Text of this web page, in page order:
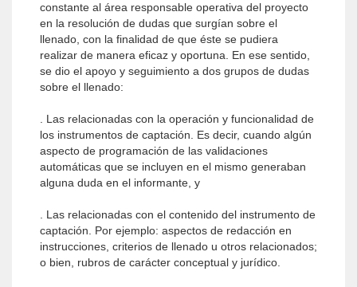
constante al área responsable operativa del proyecto
en la resolución de dudas que surgían sobre el
llenado, con la finalidad de que éste se pudiera
realizar de manera eficaz y oportuna. En ese sentido,
se dio el apoyo y seguimiento a dos grupos de dudas
sobre el llenado:
. Las relacionadas con la operación y funcionalidad de
los instrumentos de captación. Es decir, cuando algún
aspecto de programación de las validaciones
automáticas que se incluyen en el mismo generaban
alguna duda en el informante, y
. Las relacionadas con el contenido del instrumento de
captación. Por ejemplo: aspectos de redacción en
instrucciones, criterios de llenado u otros relacionados;
o bien, rubros de carácter conceptual y jurídico.